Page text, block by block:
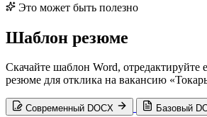
Это может быть полезно
Шаблон резюме
Скачайте шаблон Word, отредактируйте
резюме для отклика на вакансию
Современный DOCX Базовый